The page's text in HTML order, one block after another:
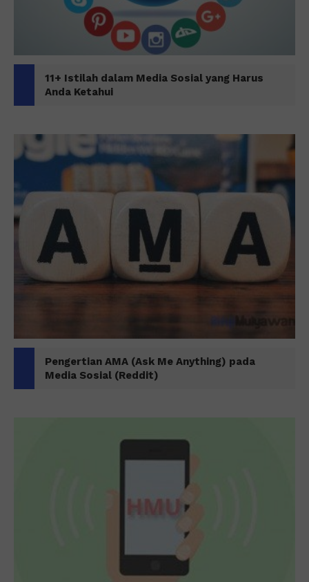
11+ Istilah dalam Media Sosial yang Harus
Anda Ketahui
Pengertian AMA (Ask Me Anything) pada
Media Sosial (Reddit)